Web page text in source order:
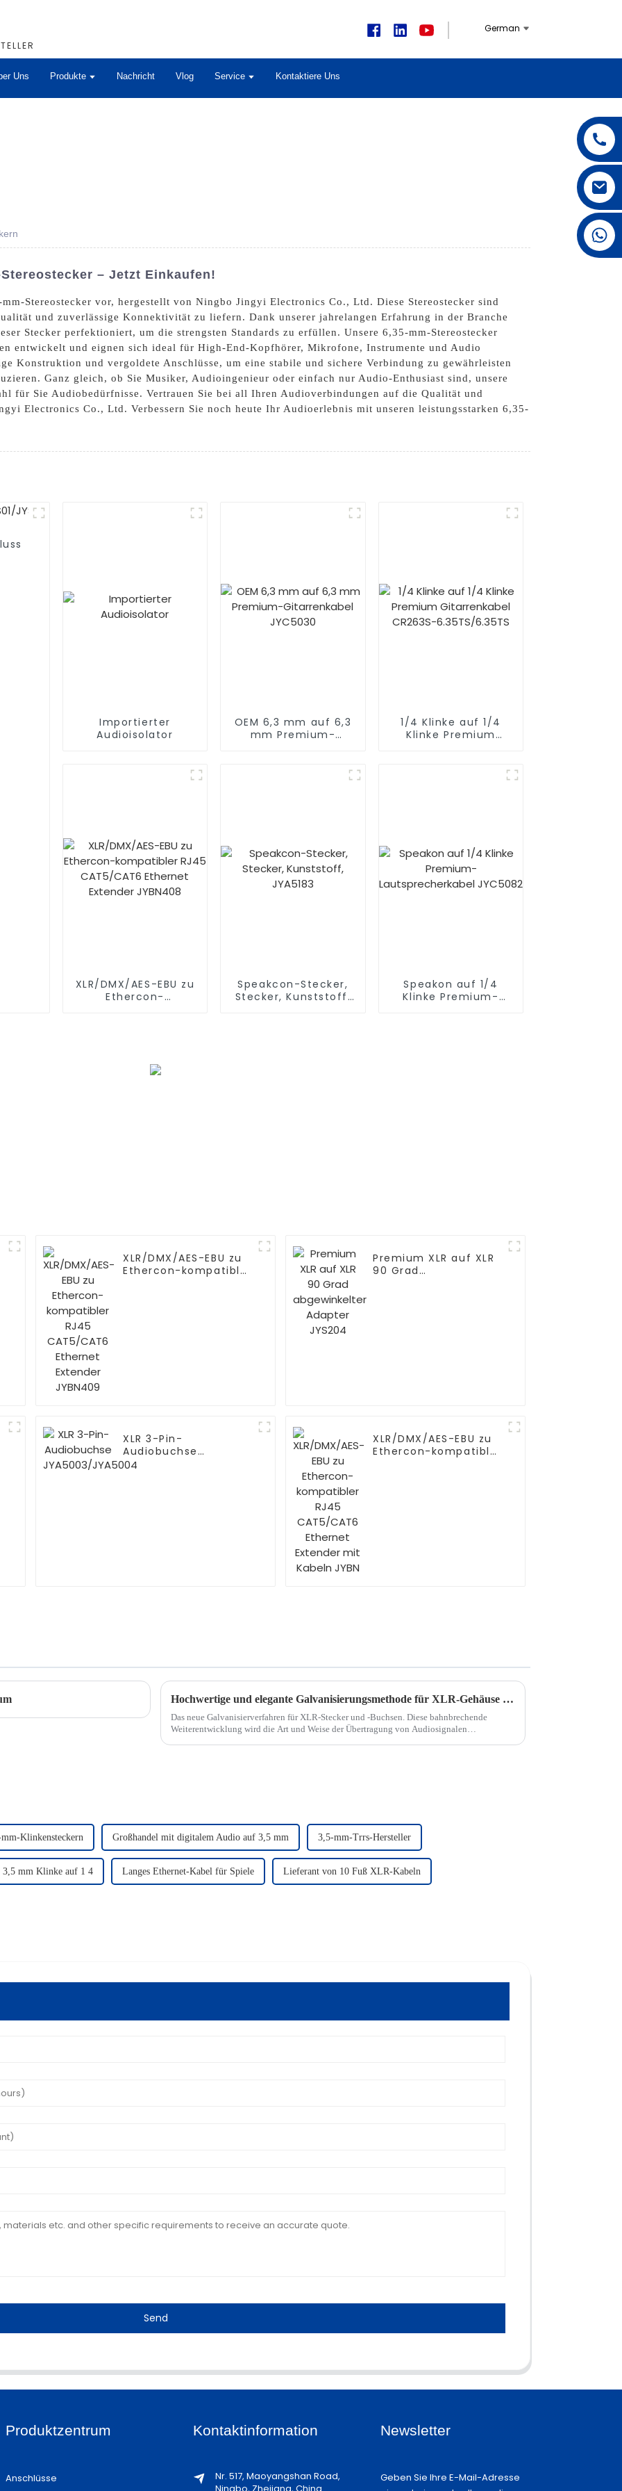
German
Uns Produkte Nachricht Vlog Service Kontaktiere Uns
– Jetzt Einkaufen!
Stereostecker vor, hergestellt von Ningbo Jingyi Electronics Co., Ltd. Diese Stereostecker sind
und zuverlässige Konnektivität zu liefern. Dank unserer jahrelangen Erfahrung in der Branche
Stecker perfektioniert, um die strengsten Standards zu erfüllen. Unsere 6,35-mm-Stereostecker
entwickelt und eignen sich ideal für High-End-Kopfhörer, Mikrofone, Instrumente und Audio
Konstruktion und vergoldete Anschlüsse, um eine stabile und sichere Verbindung zu gewährleisten
Ganz gleich, ob Sie Musiker, Audioingenieur oder einfach nur Audio-Enthusiast sind, unsere
für Sie Audiobedürfnisse. Vertrauen Sie bei all Ihren Audioverbindungen auf die Qualität und
Electronics Co., Ltd. Verbessern Sie noch heute Ihr Audioerlebnis mit unseren leistungsstarken 6,35-
Importierter
Audioisolator
OEM 6,3 mm auf 6,3
mm Premium-
1/4 Klinke auf 1/4
Klinke Premium
XLR/DMX/AES-EBU zu
Ethercon-
Speakcon-Stecker,
Stecker, Kunststoff,
Speakon auf 1/4
Klinke Premium-
XLR/DMX/AES-EBU zu
Ethercon-kompatibler
Premium XLR auf XLR
90 Grad
XLR 3-Pin-
Audiobuchse
JYA5003/JYA5004
XLR/DMX/AES-EBU zu
Ethercon-kompatibler
Hochwertige und elegante Galvanisierungsmethode für XLR-Gehäuse – die Gun Color
Das neue Galvanisierverfahren für XLR-Stecker und -Buchsen. Diese bahnbrechende
Weiterentwicklung wird die Art und Weise der Übertragung von Audiosignalen
Klinkensteckern Großhandel mit digitalem Audio auf 3,5 mm 3,5-mm-Trrs-Hersteller
3,5 mm Klinke auf 1 4 Langes Ethernet-Kabel für Spiele Lieferant von 10 Fuß XLR-Kabeln
Send
Produktzentrum
Anschlüsse
Kontaktinformation
Nr. 517, Maoyangshan Road,
Newsletter
Geben Sie Ihre E-Mail-Adresse